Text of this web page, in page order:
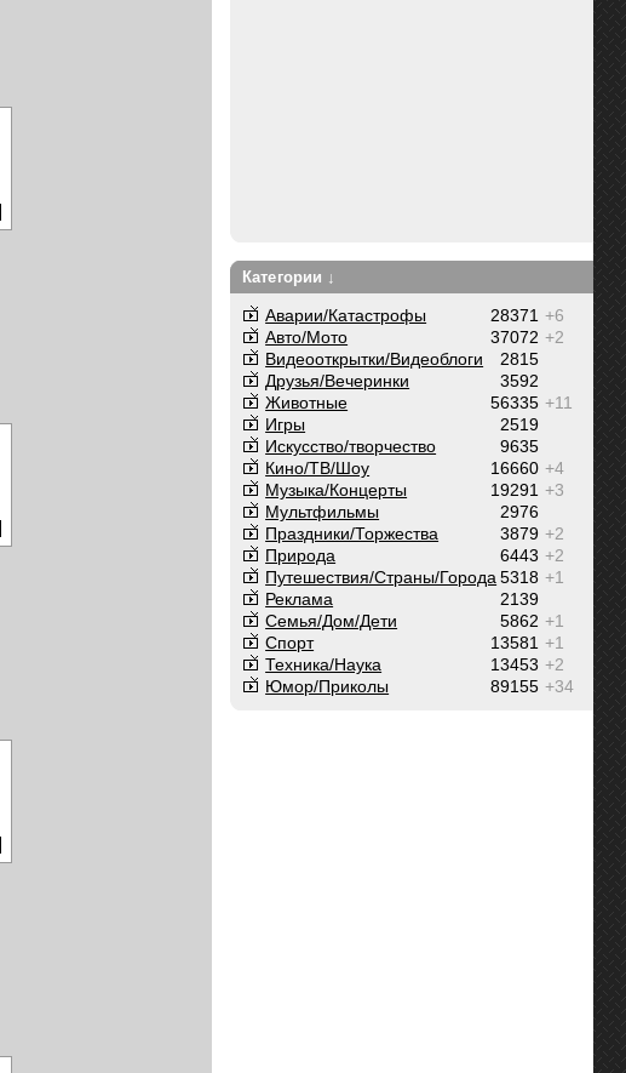
Категории ↓
+6
28371
Аварии/Катастрофы
+2
37072
Авто/Мото
2815
Видеооткрытки/Видеоблоги
3592
Друзья/Вечеринки
+11
56335
Животные
2519
Игры
9635
Искусство/творчество
+4
16660
Кино/ТВ/Шоу
+3
19291
Музыка/Концерты
2976
Мультфильмы
+2
3879
Праздники/Торжества
+2
6443
Природа
+1
5318
Путешествия/Cтраны/Города
2139
Реклама
+1
5862
Семья/Дом/Дети
+1
13581
Спорт
+2
13453
Техника/Наука
+34
89155
Юмор/Приколы